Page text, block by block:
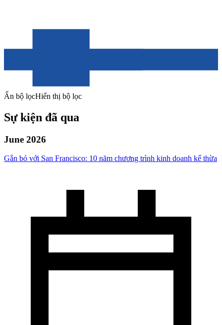
Ẩn bộ lọcHiển thị bộ lọc
Sự kiện đã qua
June 2026
Gắn bó với San Francisco: 10 năm chương trình kinh doanh kế thừa